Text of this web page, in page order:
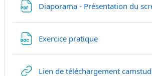
Diaporama - Présentation du
Exercice pratique
Lien de téléchargement